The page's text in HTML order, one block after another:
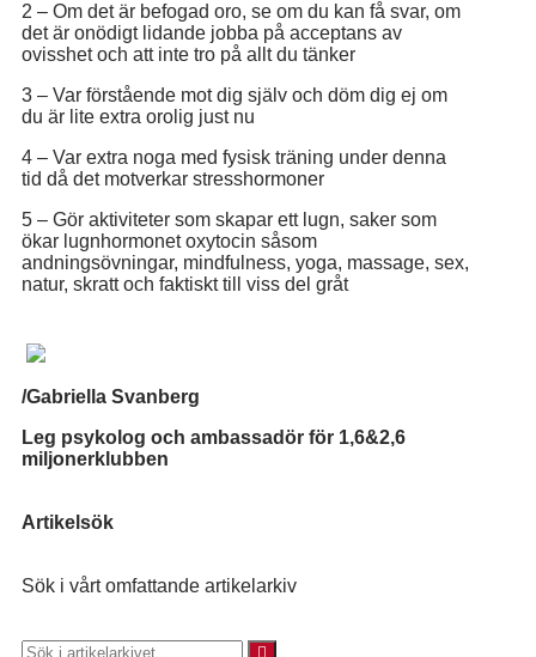
2 – Om det är befogad oro, se om du kan få svar, om
det är onödigt lidande jobba på acceptans av
ovisshet och att inte tro på allt du tänker
3 – Var förstående mot dig själv och döm dig ej om
du är lite extra orolig just nu
4 – Var extra noga med fysisk träning under denna
tid då det motverkar stresshormoner
5 – Gör aktiviteter som skapar ett lugn, saker som
ökar lugnhormonet oxytocin såsom
andningsövningar, mindfulness, yoga, massage, sex,
natur, skratt och faktiskt till viss del gråt
/Gabriella Svanberg
Leg psykolog och ambassadör för 1,6&2,6
miljonerklubben
Artikelsök
Sök i vårt omfattande artikelarkiv